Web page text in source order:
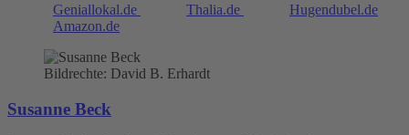
Geniallokal.de Thalia.de
Hugendubel.de
Amazon.de
Bildrechte: David B. Erhardt
Susanne Beck